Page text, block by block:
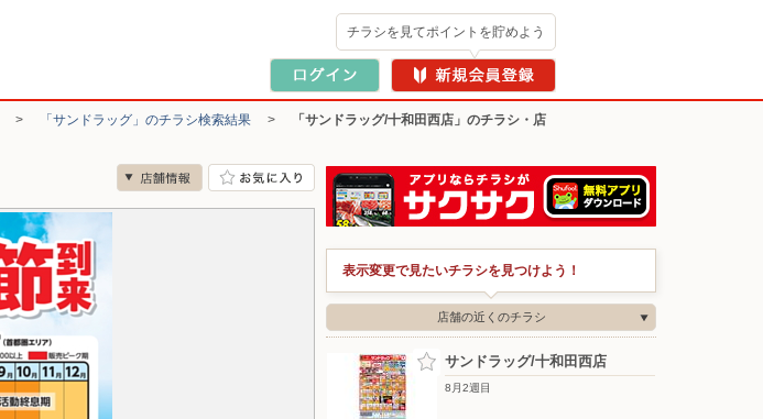
チラシを見てポイントを貯めよう
> 「サンドラッグ」のチラシ検索結果 >
「サンドラッグ/十和田西店」のチラシ・店
表示変更で見たいチラシを見つけよう！
店舗の近くのチラシ
サンドラッグ/十和田西店
8月2週目